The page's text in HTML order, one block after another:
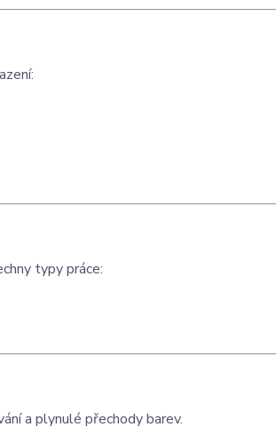
typy práce:
a plynulé přechody barev.